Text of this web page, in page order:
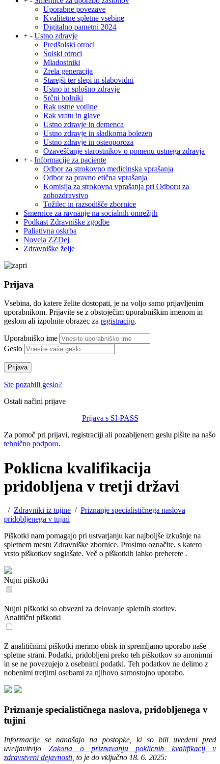
Uporabne povezave
Kvalitetne spletne vsebine
Digitalno pametni 2024
+ - Ustno zdravje
Predšolski otroci
Šolski otroci
Mladostniki
Zrela generacija
Starejši ter slepi in slabovidni
Ustno in splošno zdravje
Srčni bolniki
Rak ustne votline
Rak vratu in glave
Ustno zdravje in demenca
Ustno zdravje in sladkorna bolezen
Ustno zdravje in osteoporoza
Ozaveščanje starostnikov o pomenu ustnega zdravja
+ - Informacije za paciente
Odbor za strokovno medicinska vprašanja
Odbor za pravno etična vprašanja
Komisija za strokovna vprašanja pri Odboru za
zobozdravstvo
Tožilec in razsodišče zbornice
Smernice za ravnanje na socialnih omrežjih
Podkast Zdravniške zgodbe
Paliativna oskrba
Novela ZZDej
Zdravniške želje
Prijava
Vsebina, do katere želite dostopati, je na voljo samo prijavljenim
uporabnikom. Prijavite se z obstoječim uporabniškim imenom in
geslom ali izpolnite obrazec za registracijo.
Uporabniško ime
Geslo
Prijava
Ste pozabili geslo?
Ostali načini prijave
Prijava s SI-PASS
Za pomoč pri prijavi, registraciji ali pozabljenem geslu pišite na našo
tehnično podporo.
Poklicna kvalifikacija
pridobljena v tretji državi
/ Zdravniki iz tujine / Priznanje specialističnega naslova
pridobljenega v tujini
Piškotki nam pomagajo pri ustvarjanju kar najboljše izkušnje na
spletnem mestu Zdravniške zbornice. Prosimo označite, s katero
vrsto piškotkov soglašate. Več o piškotkih lahko preberete .
Nujni piškotki
Nujni piškotki so obvezni za delovanje spletnih storitev.
Analitični piškotki
Z analitičnimi piškotki merimo obisk in spremljamo uporabo naše
spletne strani. Podatki, pridobljeni preko teh piškotkov so anonimni
in se ne povezujejo z osebnimi podatki. Teh podatkov ne delimo z
nobenimi tretjimi osebami za njihovo samostojno uporabo.
Priznanje specialističnega naslova, pridobljenega v
tujini
Informacije se nanašajo na postopke, ki so bili uvedeni pred
uveljavitvijoZakona o priznavanju poklicnih kvalifikacij v
zdravstveni dejavnosti , to je do vključno 18. 6. 2025: